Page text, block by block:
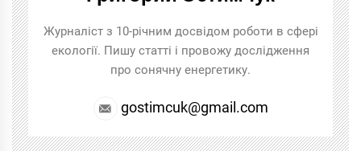
Журналіст з 10-річним досвідом роботи в сфері
екології. Пишу статті і провожу дослідження
про сонячну енергетику.
gostimcuk@gmail.com